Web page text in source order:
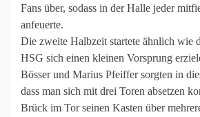
Fans über, sodass in der Halle jeder
anfeuerte.
Die zweite Halbzeit startete ähnlich wie
HSG sich einen kleinen Vorsprung
Bösser und Marius Pfeiffer sorgten in
dass man sich mit drei Toren absetzen
Brück im Tor seinen Kasten über